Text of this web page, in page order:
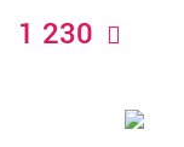
1 230